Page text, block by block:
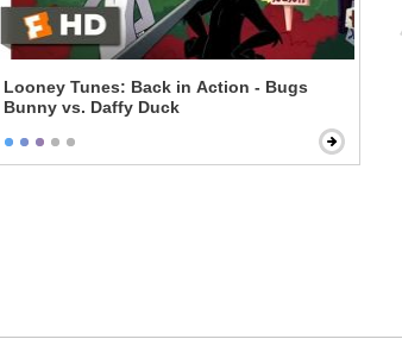
Looney Tunes: Back in Action - Bugs
Bunny vs. Daffy Duck